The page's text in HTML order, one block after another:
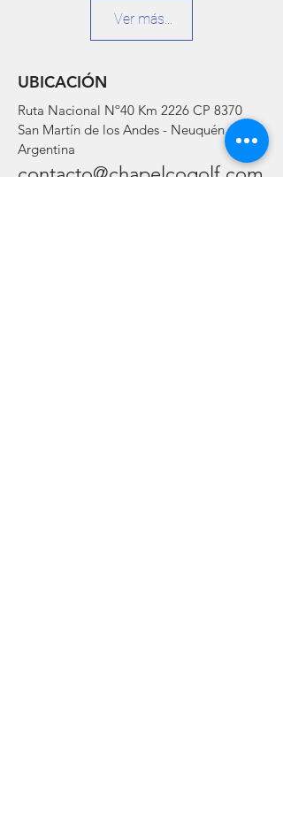
Ver más...
UBICACIÓN
Ruta Nacional Nº40 Km 2226 CP 8370
San Martín de los Andes - Neuquén -
Argentina
contacto@chapelcogolf.com